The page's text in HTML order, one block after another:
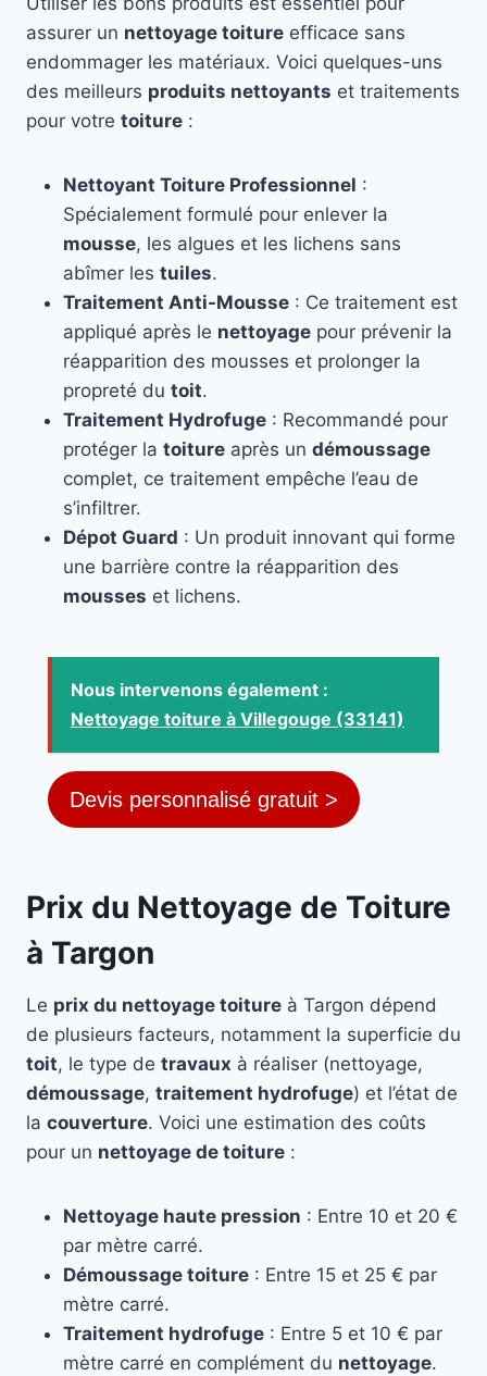
assurer un nettoyage toiture efficace sans
endommager les matériaux. Voici quelques-uns
des meilleurs produits nettoyants et traitements
pour votre toiture :
Nettoyant Toiture Professionnel :
Spécialement formulé pour enlever la
mousse, les algues et les lichens sans
abîmer les tuiles.
Traitement Anti-Mousse : Ce traitement est
appliqué après le nettoyage pour prévenir la
réapparition des mousses et prolonger la
propreté du toit.
Traitement Hydrofuge : Recommandé pour
protéger la toiture après un démoussage
complet, ce traitement empêche l’eau de
s’infiltrer.
Dépot Guard : Un produit innovant qui forme
une barrière contre la réapparition des
mousses et lichens.
Nous intervenons également :
Nettoyage toiture à Villegouge (33141)
Devis personnalisé gratuit >
Prix du Nettoyage de Toiture
à Targon
Le prix du nettoyage toiture à Targon dépend
de plusieurs facteurs, notamment la superficie du
toit, le type de travaux à réaliser (nettoyage,
démoussage, traitement hydrofuge) et l’état de
la couverture. Voici une estimation des coûts
pour un nettoyage de toiture :
Nettoyage haute pression : Entre 10 et 20 €
par mètre carré.
Démoussage toiture : Entre 15 et 25 € par
mètre carré.
Traitement hydrofuge : Entre 5 et 10 € par
mètre carré en complément du nettoyage.